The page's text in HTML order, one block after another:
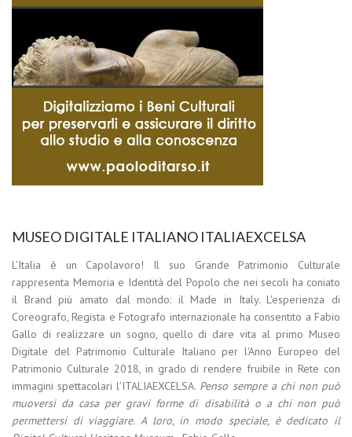
MUSEO DIGITALE ITALIANO ITALIAEXCELSA
L’Italia è un Capolavoro! Il suo Grande Patrimonio Culturale
rappresenta Memoria e Identità del Popolo che nei secoli ha coniato
il Brand più amato dal mondo: il Made in Italy. L'esperienza di
Coreografo, Regista e Fotografo internazionale ha consentito a Fabio
Gallo di realizzare un sogno, quello di dare vita al primo Museo
Digitale del Patrimonio Culturale Italiano per l'Anno Europeo del
Patrimonio Culturale 2018, in grado di rendere fruibile in Rete con
immagini spettacolari l’ITALIAEXCELSA. Penso sempre a chi non può
muoversi da casa per gravi forme di disabilità o a chi non può
permettersi di viaggiare. A loro, in modo speciale, è dedicato il